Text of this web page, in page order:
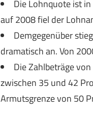
Die Lohnquote ist
auf 2008 fiel der
Demgegenüber
dramatisch an. Von
Die Zahlbeträge
zwischen 35 und 42
Armutsgrenze von 50